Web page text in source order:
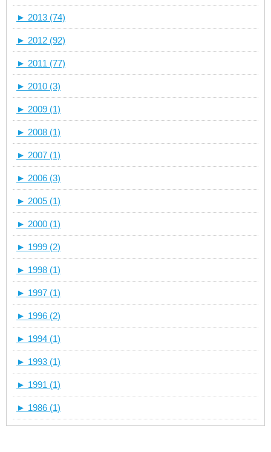
► 2013 (74)
► 2012 (92)
► 2011 (77)
► 2010 (3)
► 2009 (1)
► 2008 (1)
► 2007 (1)
► 2006 (3)
► 2005 (1)
► 2000 (1)
► 1999 (2)
► 1998 (1)
► 1997 (1)
► 1996 (2)
► 1994 (1)
► 1993 (1)
► 1991 (1)
► 1986 (1)